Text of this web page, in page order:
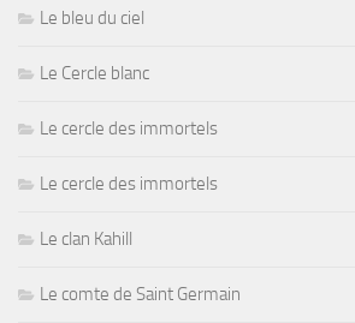
Le bleu du ciel
Le Cercle blanc
Le cercle des immortels
Le cercle des immortels
Le clan Kahill
Le comte de Saint Germain